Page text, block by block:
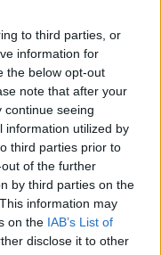
to third parties, or
information for
the below opt-out
note that after your
continue seeing
information utilized by
third parties prior to
of the further
by third parties on the
information may
on the IAB’s List of
disclose it to other
έγινε viral στο
να
της νεαρής.
έσπευσαν να τη
πιθανώς